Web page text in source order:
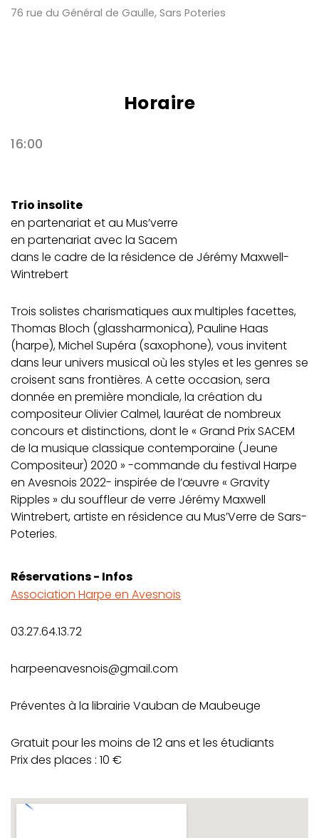
76 rue du Général de Gaulle, Sars Poteries
Horaire
16:00
Trio insolite
en partenariat et au Mus’verre
en partenariat avec la Sacem
dans le cadre de la résidence de Jérémy Maxwell-
Wintrebert
Trois solistes charismatiques aux multiples facettes,
Thomas Bloch (glassharmonica), Pauline Haas
(harpe), Michel Supéra (saxophone), vous invitent
dans leur univers musical où les styles et les genres se
croisent sans frontières. A cette occasion, sera
donnée en première mondiale, la création du
compositeur Olivier Calmel, lauréat de nombreux
concours et distinctions, dont le « Grand Prix SACEM
de la musique classique contemporaine (Jeune
Compositeur) 2020 » -commande du festival Harpe
en Avesnois 2022- inspirée de l’œuvre « Gravity
Ripples » du souffleur de verre Jérémy Maxwell
Wintrebert, artiste en résidence au Mus’Verre de Sars-
Poteries.
Réservations - Infos
Association Harpe en Avesnois
03.27.64.13.72
harpeenavesnois@gmail.com
Préventes à la librairie Vauban de Maubeuge
Gratuit pour les moins de 12 ans et les étudiants
Prix des places : 10 €